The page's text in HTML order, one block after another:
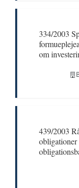
334/2003
om
439/2003
obligationer